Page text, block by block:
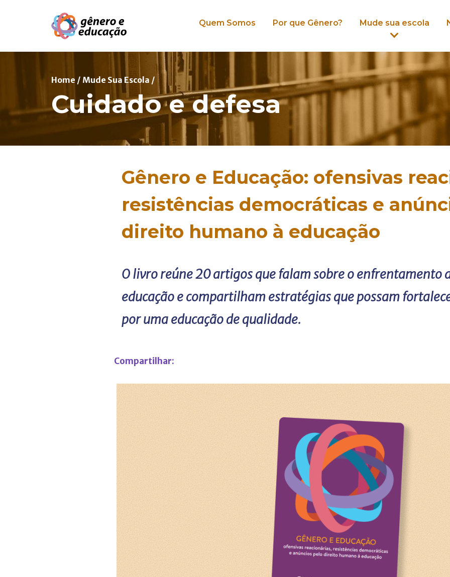
Pular para o conteúdo
Quem Somos Por que Gênero? Mude sua escola
Home / Mude Sua Escola /
Cuidado e defesa
Gênero e Educação: ofensivas
resistências democráticas e
direito humano à educação
O livro reúne 20 artigos que falam sobre o enfrentamento
educação e compartilham estratégias que possam
por uma educação de qualidade.
Compartilhar: